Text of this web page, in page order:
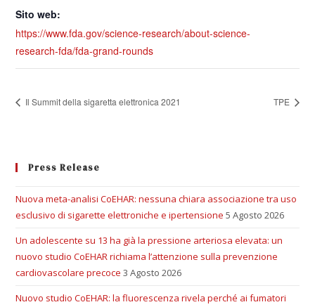
Sito web:
https://www.fda.gov/science-research/about-science-
research-fda/fda-grand-rounds
Il Summit della sigaretta elettronica 2021 TPE
Press Release
Nuova meta-analisi CoEHAR: nessuna chiara associazione tra uso
esclusivo di sigarette elettroniche e ipertensione 5 Agosto 2026
Un adolescente su 13 ha già la pressione arteriosa elevata: un
nuovo studio CoEHAR richiama l’attenzione sulla prevenzione
cardiovascolare precoce 3 Agosto 2026
Nuovo studio CoEHAR: la fluorescenza rivela perché ai fumatori